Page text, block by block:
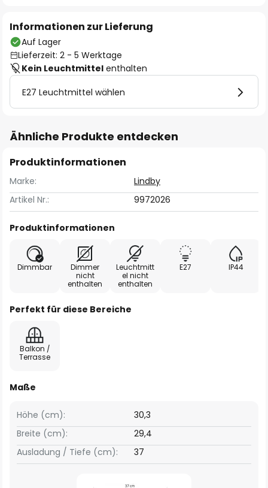
Informationen zur Lieferung
Auf Lager
Lieferzeit: 2 - 5 Werktage
Kein Leuchtmittel enthalten
E27 Leuchtmittel wählen
Ähnliche Produkte entdecken
Produktinformationen
Marke:
Lindby
Artikel Nr.:
9972026
Produktinformationen
Dimmbar
Dimmer
nicht
enthalten
Leuchtmitt
el nicht
enthalten
E27 IP44
Perfekt für diese Bereiche
Balkon /
Terrasse
Maße
Breite (cm): 29,4
Höhe (cm): 30,3
Ausladung / Tiefe (cm): 37